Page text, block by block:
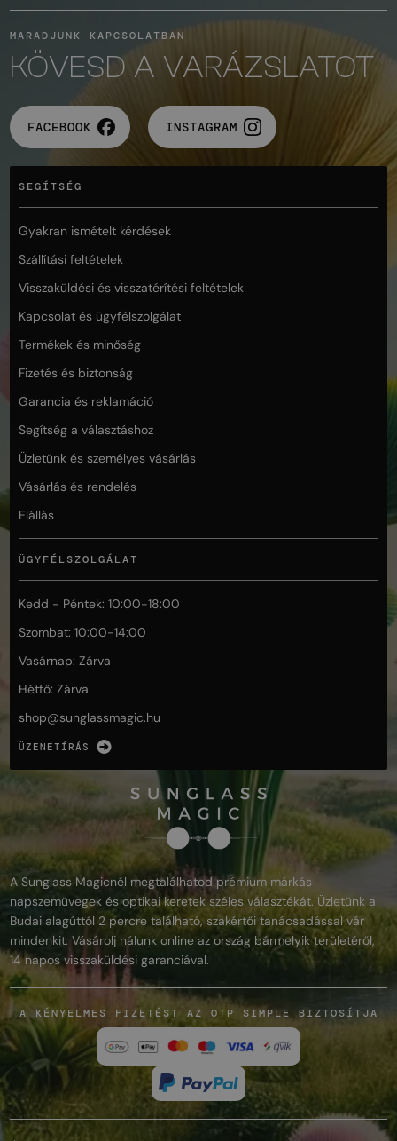
MARADJUNK KAPCSOLATBAN
KÖVESD A VARÁZSLATOT
FACEBOOK INSTAGRAM
SEGÍTSÉG
Gyakran ismételt kérdések
Szállítási feltételek
Visszaküldési és visszatérítési feltételek
Kapcsolat és ügyfélszolgálat
Termékek és minőség
Fizetés és biztonság
Garancia és reklamáció
Segítség a választáshoz
Üzletünk és személyes vásárlás
Vásárlás és rendelés
Elállás
ÜGYFÉLSZOLGÁLAT
Kedd - Péntek: 10:00-18:00
Szombat: 10:00-14:00
Vasárnap: Zárva
Hétfő: Zárva
shop@sunglassmagic.hu
ÜZENETÍRÁS
A Sunglass Magicnél megtalálhatod prémium márkás
napszemüvegek és optikai keretek széles választékát. Üzletünk a
Budai alagúttól 2 percre található, szakértői tanácsadással vár
mindenkit. Vásárolj nálunk online az ország bármelyik területéről,
14 napos visszaküldési garanciával.
A KÉNYELMES FIZETÉST AZ OTP SIMPLE BIZTOSÍTJA